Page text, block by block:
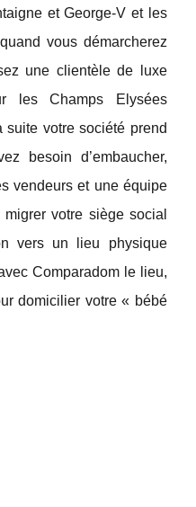
et George-V et les
vous démarcherez
une clientèle de luxe
les Champs Elysées
votre société prend
besoin d’embaucher,
vendeurs et une équipe
votre siège social
vers un lieu physique
Comparadom le lieu,
domicilier votre « bébé